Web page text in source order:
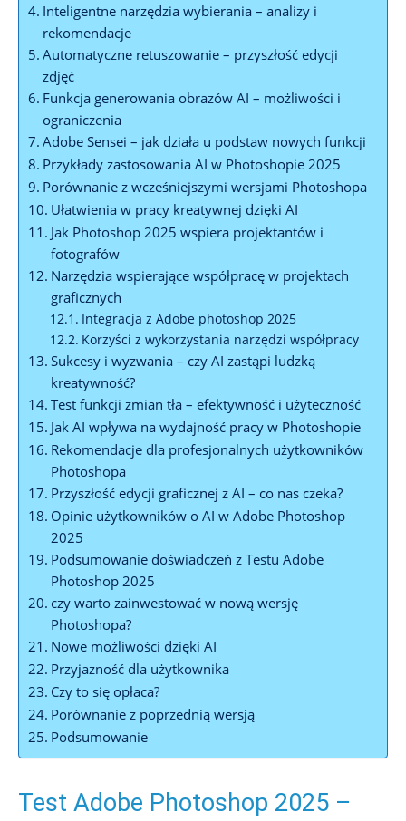
Inteligentne narzędzia wybierania – analizy i
rekomendacje
Automatyczne retuszowanie – przyszłość edycji
zdjęć
Funkcja generowania obrazów AI – możliwości i
ograniczenia
Adobe Sensei – jak działa u podstaw nowych funkcji
Przykłady zastosowania AI w Photoshopie 2025
Porównanie z wcześniejszymi wersjami Photoshopa
Ułatwienia w pracy kreatywnej dzięki AI
Jak Photoshop 2025 wspiera projektantów i
fotografów
Narzędzia wspierające współpracę w projektach
graficznych
Integracja z Adobe photoshop 2025
Korzyści z wykorzystania narzędzi współpracy
Sukcesy i wyzwania – czy AI zastąpi ludzką
kreatywność?
Test funkcji zmian tła – efektywność i użyteczność
Jak AI wpływa na wydajność pracy w Photoshopie
Rekomendacje dla profesjonalnych użytkowników
Photoshopa
Przyszłość edycji graficznej z AI – co nas czeka?
Opinie użytkowników o AI w Adobe Photoshop
2025
Podsumowanie doświadczeń z Testu Adobe
Photoshop 2025
czy warto zainwestować w nową wersję
Photoshopa?
Nowe możliwości dzięki AI
Przyjazność dla użytkownika
Czy to się opłaca?
Porównanie z poprzednią wersją
Podsumowanie
Test Adobe Photoshop 2025 –